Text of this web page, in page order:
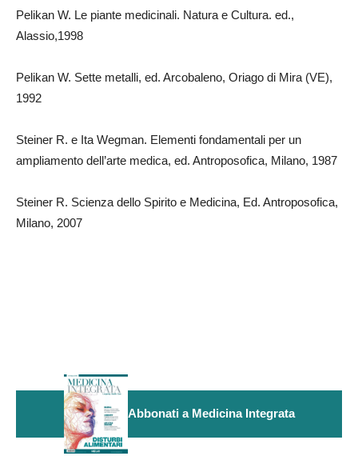
Pelikan W. Le piante medicinali. Natura e Cultura. ed.,
Alassio,1998
Pelikan W. Sette metalli, ed. Arcobaleno, Oriago di Mira (VE),
1992
Steiner R. e Ita Wegman. Elementi fondamentali per un
ampliamento dell’arte medica, ed. Antroposofica, Milano, 1987
Steiner R. Scienza dello Spirito e Medicina, Ed. Antroposofica,
Milano, 2007
Abbonati a Medicina Integrata